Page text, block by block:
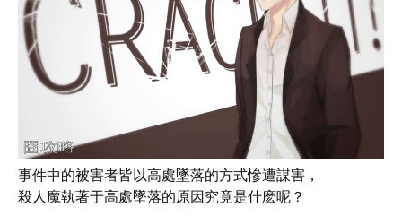
事件中的被害者皆以高處墜落的方式慘遭謀害，
殺人魔執著于高處墜落的原因究竟是什麽呢？